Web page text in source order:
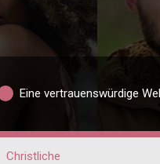
Eine vertrauenswürdige
Christliche